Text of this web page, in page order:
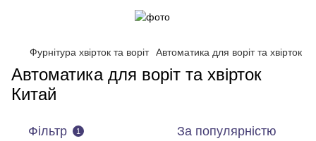
Фурнітура хвірток та воріт Автоматика для воріт та хвірток
Автоматика для воріт та хвірток
Китай
Фільтр 1 За популярністю